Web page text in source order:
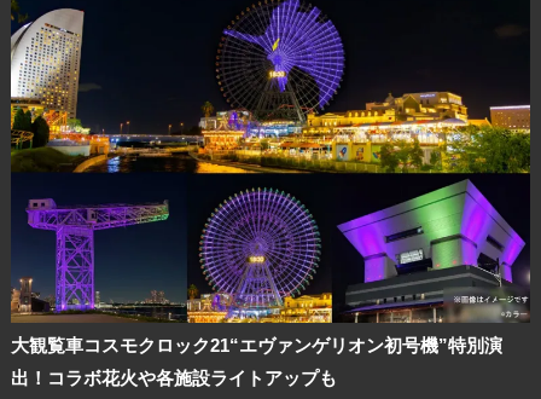
大観覧車コスモクロック21“エヴァンゲリオン初号機”特別演
出！コラボ花火や各施設ライトアップも